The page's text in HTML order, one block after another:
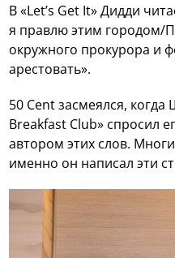
В «Let’s Get It» Дидди
я правлю этим городом/
окружного прокурора и
арестовать».
50 Cent засмеялся,
Breakfast Club» спросил
автором этих слов.
именно он написал эти